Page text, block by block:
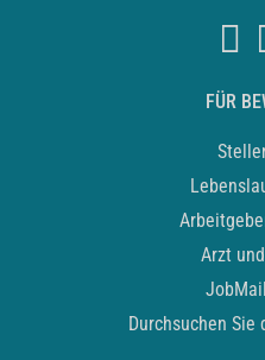
FÜR
Arzt
Durchsuchen